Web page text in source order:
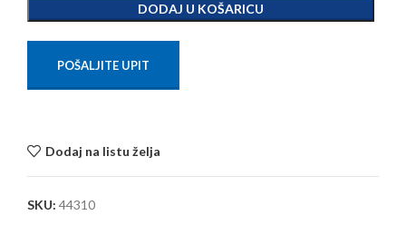
DODAJ U KOŠARICU
POŠALJITE UPIT
Dodaj na listu želja
SKU: 44310